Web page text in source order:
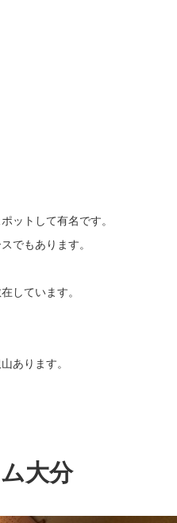
ットして有名です。
でもあります。
しています。
あります。
大分